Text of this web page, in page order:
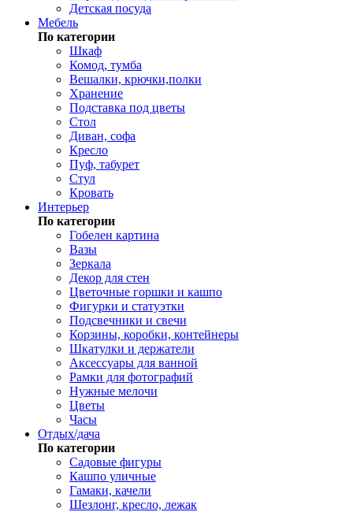
Детская посуда
Мебель
По категории
Шкаф
Комод, тумба
Вешалки, крючки,полки
Хранение
Подставка под цветы
Стол
Диван, софа
Кресло
Пуф, табурет
Стул
Кровать
Интерьер
По категории
Гобелен картина
Вазы
Зеркала
Декор для стен
Цветочные горшки и кашпо
Фигурки и статуэтки
Подсвечники и свечи
Корзины, коробки, контейнеры
Шкатулки и держатели
Аксессуары для ванной
Рамки для фотографий
Нужные мелочи
Цветы
Часы
Отдых/дача
По категории
Садовые фигуры
Кашпо уличные
Гамаки, качели
Шезлонг, кресло, лежак